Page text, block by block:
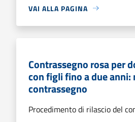
VAI ALLA PAGINA
Contrassegno rosa per
con figli fino a due anni:
contrassegno
Procedimento di rilascio del